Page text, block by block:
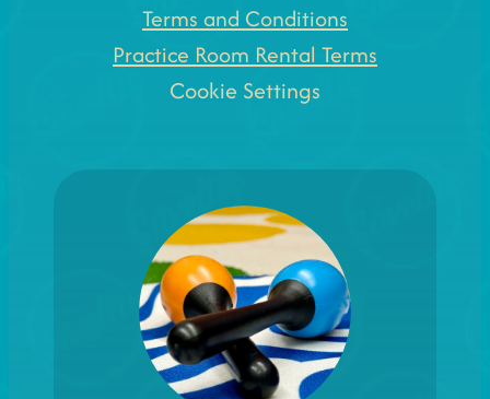
Terms and Conditions
Practice Room Rental Terms
Cookie Settings